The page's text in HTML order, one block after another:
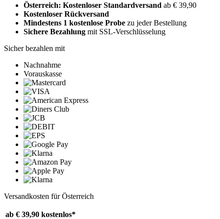
Österreich: Kostenloser Standardversand ab € 39,90
Kostenloser Rückversand
Mindestens 1 kostenlose Probe zu jeder Bestellung
Sichere Bezahlung mit SSL-Verschlüsselung
Sicher bezahlen mit
Nachnahme
Vorauskasse
Versandkosten für Österreich
ab € 39,90 kostenlos*